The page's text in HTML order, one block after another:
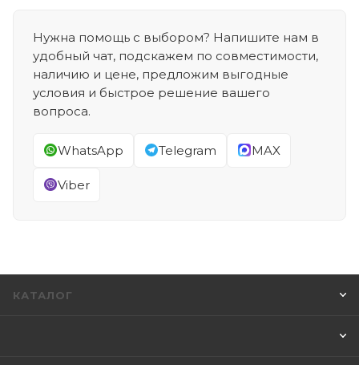
Нужна помощь с выбором? Напишите нам в
удобный чат, подскажем по совместимости,
наличию и цене, предложим выгодные
условия и быстрое решение вашего
вопроса.
WhatsApp Telegram MAX
Viber
КАТАЛОГ